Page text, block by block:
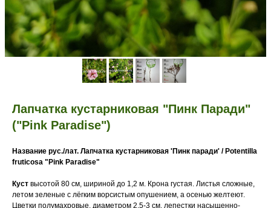
Лапчатка кустарниковая "Пинк Паради"
("Pink Paradise")
Название рус./лат. Лапчатка кустарниковая 'Пинк паради' / Potentilla
fruticosa "Pink Paradise"
Куст высотой 80 см, шириной до 1,2 м. Крона густая. Листья сложные,
летом зеленые с лёгким ворсистым опушением, а осенью желтеют.
Цветки полумахровые, диаметром 2,5-3 см, лепестки насыщенно-